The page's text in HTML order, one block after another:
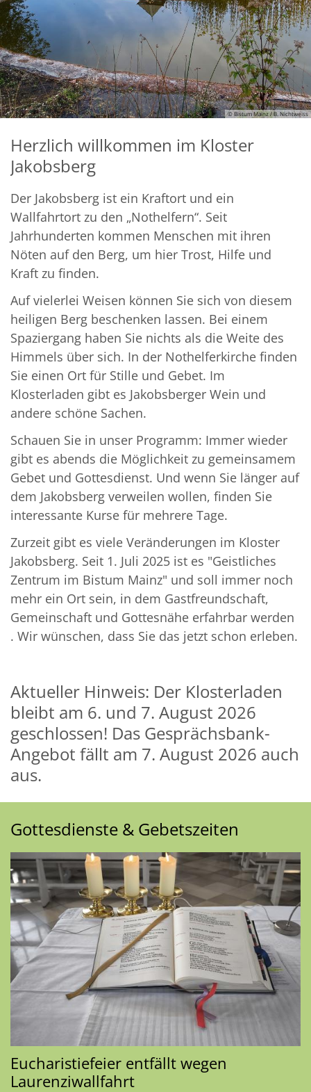
© Bistum Mainz / B. Nichtweiss
Herzlich willkommen im Kloster
Jakobsberg
Der Jakobsberg ist ein Kraftort und ein
Wallfahrtort zu den „Nothelfern“. Seit
Jahrhunderten kommen Menschen mit ihren
Nöten auf den Berg, um hier Trost, Hilfe und
Kraft zu finden.
Auf vielerlei Weisen können Sie sich von diesem
heiligen Berg beschenken lassen. Bei einem
Spaziergang haben Sie nichts als die Weite des
Himmels über sich. In der Nothelferkirche finden
Sie einen Ort für Stille und Gebet. Im
Klosterladen gibt es Jakobsberger Wein und
andere schöne Sachen.
Schauen Sie in unser Programm: Immer wieder
gibt es abends die Möglichkeit zu gemeinsamem
Gebet und Gottesdienst. Und wenn Sie länger auf
dem Jakobsberg verweilen wollen, finden Sie
interessante Kurse für mehrere Tage.
Zurzeit gibt es viele Veränderungen im Kloster
Jakobsberg. Seit 1. Juli 2025 ist es "Geistliches
Zentrum im Bistum Mainz" und soll immer noch
mehr ein Ort sein, in dem Gastfreundschaft,
Gemeinschaft und Gottesnähe erfahrbar werden
. Wir wünschen, dass Sie das jetzt schon erleben.
Aktueller Hinweis: Der Klosterladen
bleibt am 6. und 7. August 2026
geschlossen! Das Gesprächsbank-
Angebot fällt am 7. August 2026 auch
aus.
Gottesdienste & Gebetszeiten
Eucharistiefeier entfällt wegen
Laurenziwallfahrt